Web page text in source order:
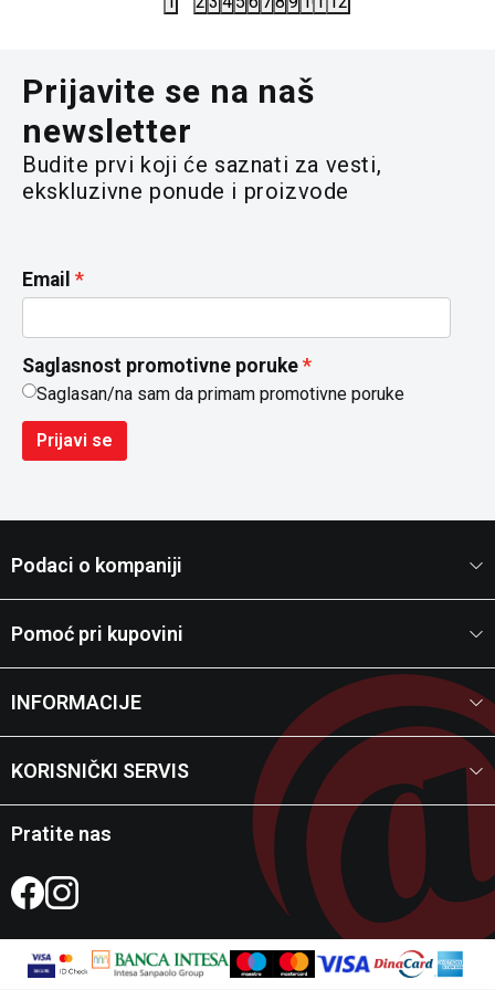
Prijavite se na naš
newsletter
Budite prvi koji će saznati za vesti,
ekskluzivne ponude i proizvode
Email
Saglasnost promotivne poruke
Saglasan/na sam da primam promotivne poruke
Prijavi se
Podaci o kompaniji
Pomoć pri kupovini
INFORMACIJE
KORISNIČKI SERVIS
Pratite nas